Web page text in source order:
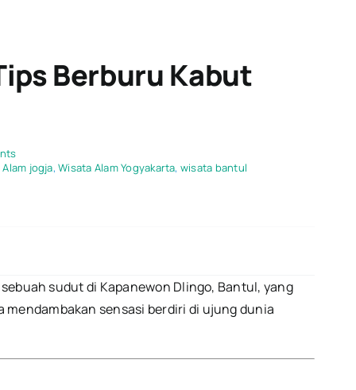
Berburu Kabut
on
Titanic
Kabut
Jurang
Tembelan
jogja,Wisata Alam Yogyakarta, wisata bantul
sudut di Kapanewon Dlingo, Bantul, yang
mendambakan sensasi berdiri di ujung dunia